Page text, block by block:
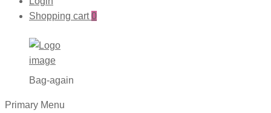
Shopping cart 0
Bag-again
Primary Menu